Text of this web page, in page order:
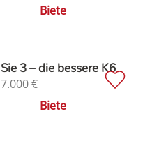
Biete
Sie 3 – die bessere K6
7.000€
Biete